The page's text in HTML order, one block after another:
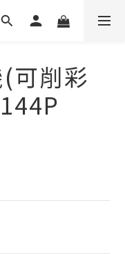
可削彩